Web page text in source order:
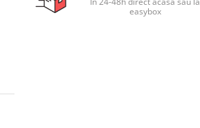
easybox